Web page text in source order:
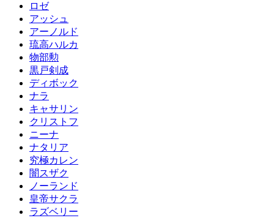
ロゼ
アッシュ
アーノルド
琉高ハルカ
物部勲
黒戸剣成
ディボック
ナラ
キャサリン
クリストフ
ニーナ
ナタリア
究極カレン
闇スザク
ノーランド
皇帝サクラ
ラズベリー